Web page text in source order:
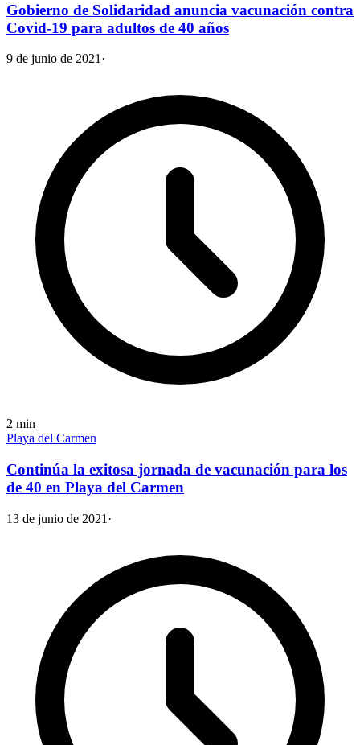
Gobierno de Solidaridad anuncia vacunación contra
Covid-19 para adultos de 40 años
9 de junio de 2021 ·
2 min
Playa del Carmen
Continúa la exitosa jornada de vacunación para los
de 40 en Playa del Carmen
13 de junio de 2021 ·